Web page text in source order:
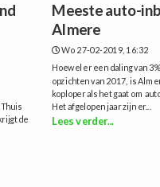
de
Meeste auto-
Almere
Wo 27-02-2019, 16:32
Hoewel er een daling van
opzichten van 2017, is
koploper als het gaat om
Het afgelopen jaar zijn er...
Lees verder...